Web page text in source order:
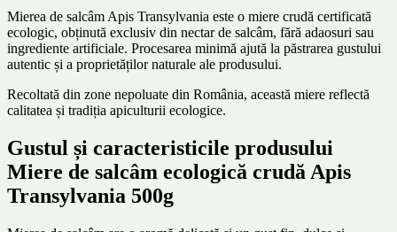
Mierea de salcâm Apis Transylvania este o miere crudă certificată
ecologic, obținută exclusiv din nectar de salcâm, fără adaosuri sau
ingrediente artificiale. Procesarea minimă ajută la păstrarea gustului
autentic și a proprietăților naturale ale produsului.
Recoltată din zone nepoluate din România, această miere reflectă
calitatea și tradiția apiculturii ecologice.
Gustul și caracteristicile produsului
Miere de salcâm ecologică crudă Apis
Transylvania 500g